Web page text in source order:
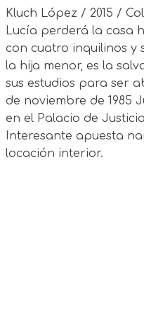
Kluch López / 2015 /
Lucía perderá la casa
con cuatro inquilinos y
la hija menor, es la
sus estudios para ser
de noviembre de 1985
en el Palacio de
Interesante apuesta
locación interior.